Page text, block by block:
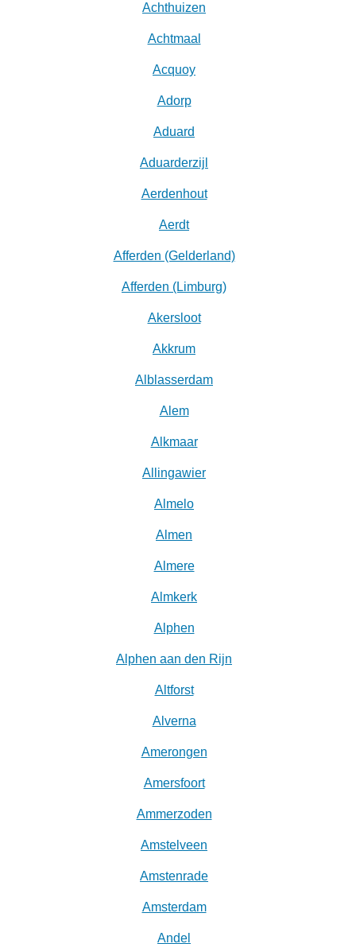
Achthuizen
Achtmaal
Acquoy
Adorp
Aduard
Aduarderzijl
Aerdenhout
Aerdt
Afferden (Gelderland)
Afferden (Limburg)
Akersloot
Akkrum
Alblasserdam
Alem
Alkmaar
Allingawier
Almelo
Almen
Almere
Almkerk
Alphen
Alphen aan den Rijn
Altforst
Alverna
Amerongen
Amersfoort
Ammerzoden
Amstelveen
Amstenrade
Amsterdam
Andel